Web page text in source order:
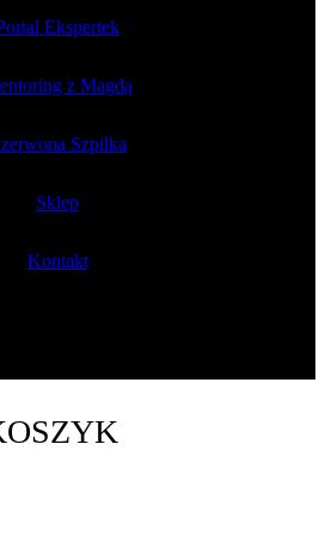
Ekspertek
z Magdą
Szpilka
Sklep
Kontakt